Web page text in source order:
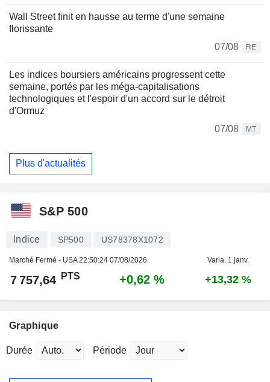
Wall Street finit en hausse au terme d'une semaine
florissante
07/08
RE
Les indices boursiers américains progressent cette
semaine, portés par les méga-capitalisations
technologiques et l'espoir d'un accord sur le détroit
d'Ormuz
07/08
MT
Plus d'actualités
S&P 500
Indice SP500 US78378X1072
Marché Fermé - USA22:50:24 07/08/2026 Varia. 1 janv.
7 757,64 PTS +0,62 % +13,32 %
Graphique
Durée Période